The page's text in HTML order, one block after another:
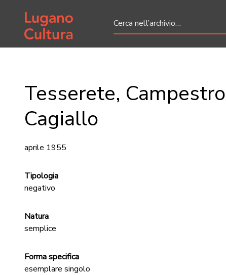
Home page
Tesserete,
Cagiallo
aprile 1955
Tipologia
negativo
Natura
semplice
Forma specifica
esemplare singolo